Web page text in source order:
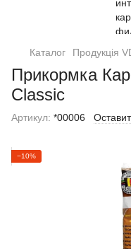
Каталог Продукція
Прикормка
Classic
Артикул: *00006
−10%